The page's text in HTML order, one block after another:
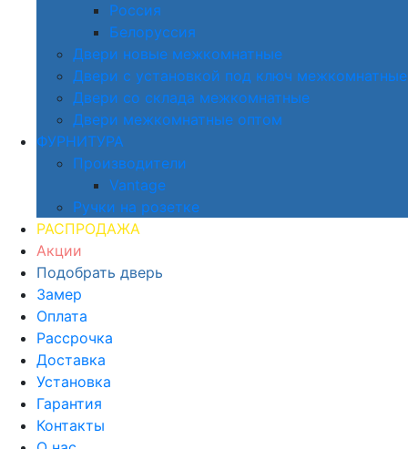
Россия
Белоруссия
Двери новые межкомнатные
Двери с установкой под ключ межкомнатные
Двери со склада межкомнатные
Двери межкомнатные оптом
ФУРНИТУРА
Производители
Vantage
Ручки на розетке
РАСПРОДАЖА
Акции
Подобрать дверь
Замер
Оплата
Рассрочка
Доставка
Установка
Гарантия
Контакты